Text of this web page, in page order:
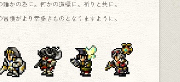
誰かの為に。何かの道標に。祈りと共に。
冒険がより幸多きものとなりますように。